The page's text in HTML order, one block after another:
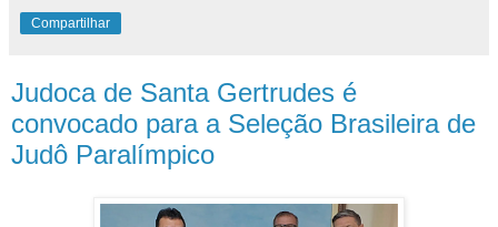
Compartilhar
Judoca de Santa Gertrudes é
convocado para a Seleção Brasileira de
Judô Paralímpico